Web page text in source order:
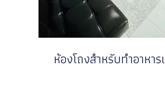
ห้องโถงสำหรับทำอาหา